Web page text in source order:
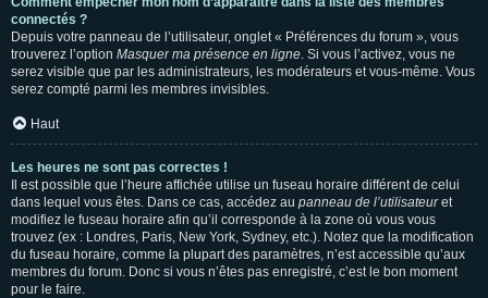
connectés ?
Depuis votre panneau de l’utilisateur, onglet « Préférences du forum », vous
trouverez l’option Masquer ma présence en ligne. Si vous l’activez, vous ne
serez visible que par les administrateurs, les modérateurs et vous-même. Vous
serez compté parmi les membres invisibles.
Haut
Les heures ne sont pas correctes !
Il est possible que l’heure affichée utilise un fuseau horaire différent de celui
dans lequel vous êtes. Dans ce cas, accédez au panneau de l’utilisateuret
modifiez le fuseau horaire afin qu’il corresponde à la zone où vous vous
trouvez (ex : Londres, Paris, New York, Sydney, etc.). Notez que la modification
du fuseau horaire, comme la plupart des paramètres, n’est accessible qu’aux
membres du forum. Donc si vous n’êtes pas enregistré, c’est le bon moment
pour le faire.